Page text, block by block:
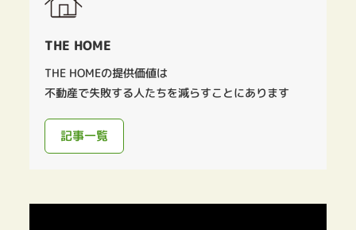
THE HOME
THE HOMEの提供価値は
不動産で失敗する人たちを減らすことにあります
記事一覧